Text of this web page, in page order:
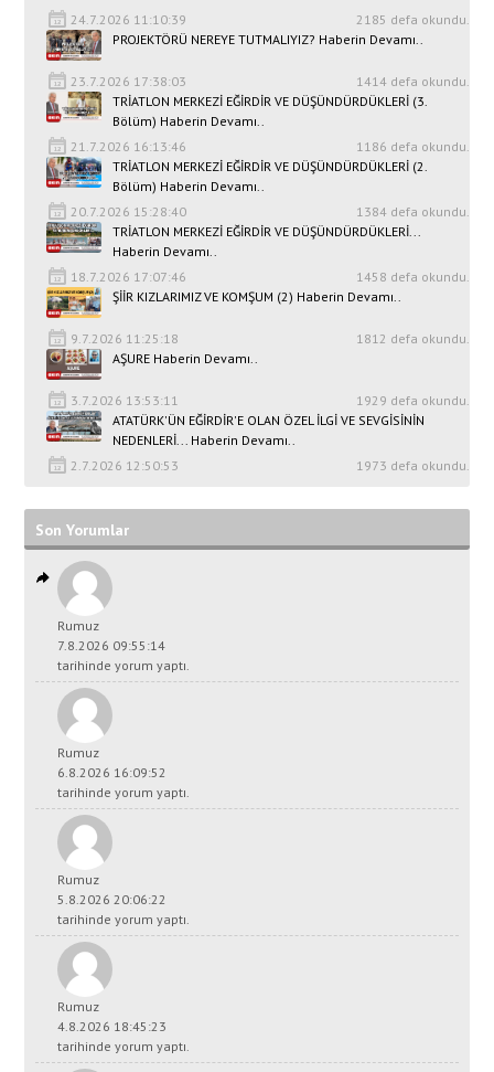
24.7.2026 11:10:39
2185 defa okundu.
PROJEKTÖRÜ NEREYE TUTMALIYIZ? Haberin Devamı..
23.7.2026 17:38:03
1414 defa okundu.
TRİATLON MERKEZİ EĞİRDİR VE DÜŞÜNDÜRDÜKLERİ (3.
Bölüm) Haberin Devamı..
21.7.2026 16:13:46
1186 defa okundu.
TRİATLON MERKEZİ EĞİRDİR VE DÜŞÜNDÜRDÜKLERİ (2.
Bölüm) Haberin Devamı..
20.7.2026 15:28:40
1384 defa okundu.
TRİATLON MERKEZİ EĞİRDİR VE DÜŞÜNDÜRDÜKLERİ...
Haberin Devamı..
18.7.2026 17:07:46
1458 defa okundu.
ŞİİR KIZLARIMIZ VE KOMŞUM (2) Haberin Devamı..
9.7.2026 11:25:18
1812 defa okundu.
AŞURE Haberin Devamı..
3.7.2026 13:53:11
1929 defa okundu.
ATATÜRK'ÜN EĞİRDİR'E OLAN ÖZEL İLGİ VE SEVGİSİNİN
NEDENLERİ... Haberin Devamı..
2.7.2026 12:50:53
1973 defa okundu.
Son Yorumlar
Rumuz
7.8.2026 09:55:14
tarihinde yorum yaptı.
Rumuz
6.8.2026 16:09:52
tarihinde yorum yaptı.
Rumuz
5.8.2026 20:06:22
tarihinde yorum yaptı.
Rumuz
4.8.2026 18:45:23
tarihinde yorum yaptı.